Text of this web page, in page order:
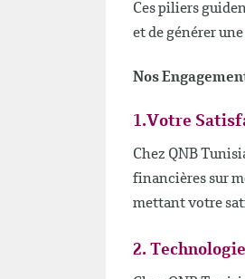
Ces piliers
et de générer
Nos
1.Votre
Chez QNB
financières sur
mettant votre
2.